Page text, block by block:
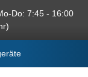
Do: 7:45 - 16:00